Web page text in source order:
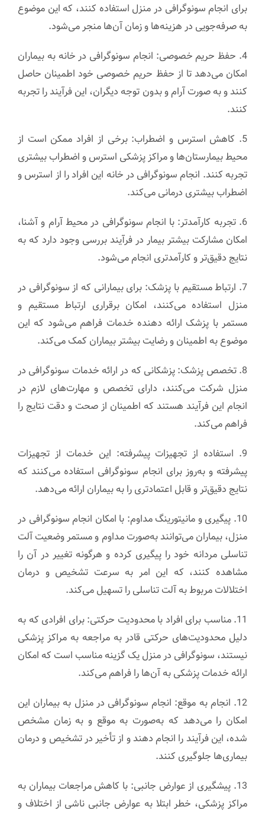
برای انجام سونوگرافی در منزل استفاده کنند، که این موضوع
به صرفه‌جویی در هزینه‌ها و زمان آن‌ها منجر می‌شود.
4. حفظ حریم خصوصی: انجام سونوگرافی در خانه به بیماران
امکان می‌دهد تا از حفظ حریم خصوصی خود اطمینان حاصل
کنند و به صورت آرام و بدون توجه دیگران، این فرآیند را تجربه
کنند.
5. کاهش استرس و اضطراب: برخی از افراد ممکن است از
محیط بیمارستان‌ها و مراکز پزشکی استرس و اضطراب بیشتری
تجربه کنند. انجام سونوگرافی در خانه این افراد را از استرس و
اضطراب بیشتری درمانی می‌کند.
6. تجربه کارآمدتر: با انجام سونوگرافی در محیط آرام و آشنا،
امکان مشارکت بیشتر بیمار در فرآیند بررسی وجود دارد که به
نتایج دقیق‌تر و کارآمدتری انجام می‌شود.
7. ارتباط مستقیم با پزشک: برای بیمارانی که از سونوگرافی در
منزل استفاده می‌کنند، امکان برقراری ارتباط مستقیم و
مستمر با پزشک ارائه دهنده خدمات فراهم می‌شود که این
موضوع به اطمینان و رضایت بیشتر بیماران کمک می‌کند.
8. تخصص پزشک: پزشکانی که در ارائه خدمات سونوگرافی در
منزل شرکت می‌کنند، دارای تخصص و مهارت‌های لازم در
انجام این فرآیند هستند که اطمینان از صحت و دقت نتایج را
فراهم می‌کند.
9. استفاده از تجهیزات پیشرفته: این خدمات از تجهیزات
پیشرفته و به‌روز برای انجام سونوگرافی استفاده می‌کنند که
نتایج دقیق‌تر و قابل اعتمادتری را به بیماران ارائه می‌دهد.
10. پیگیری و مانیتورینگ مداوم: با امکان انجام سونوگرافی در
منزل، بیماران می‌توانند به‌صورت مداوم و مستمر وضعیت آلت
تناسلی مردانه خود را پیگیری کرده و هرگونه تغییر در آن را
مشاهده کنند، که این امر به سرعت تشخیص و درمان
اختلالات مربوط به آلت تناسلی را تسهیل می‌کند.
11. مناسب برای افراد با محدودیت حرکتی: برای افرادی که به
دلیل محدودیت‌های حرکتی قادر به مراجعه به مراکز پزشکی
نیستند، سونوگرافی در منزل یک گزینه مناسب است که امکان
ارائه خدمات پزشکی به آن‌ها را فراهم می‌کند.
12. انجام به موقع: انجام سونوگرافی در منزل به بیماران این
امکان را می‌دهد که به‌صورت به موقع و به زمان مشخص
شده، این فرآیند را انجام دهند و از تأخیر در تشخیص و درمان
بیماری‌ها جلوگیری کنند.
13. پیشگیری از عوارض جانبی: با کاهش مراجعات بیماران به
مراکز پزشکی، خطر ابتلا به عوارض جانبی ناشی از اختلاف و